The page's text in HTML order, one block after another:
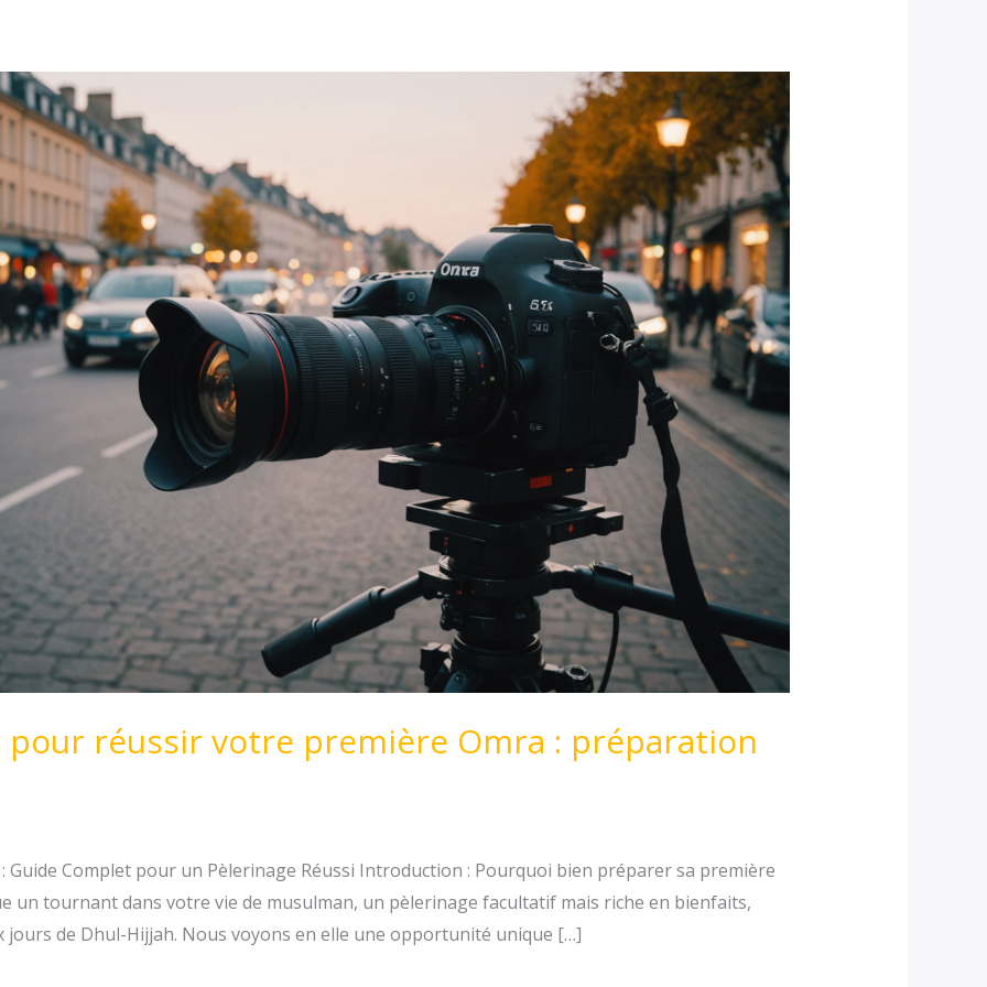
pour réussir votre première Omra : préparation
Guide Complet pour un Pèlerinage Réussi Introduction : Pourquoi bien préparer sa première
un tournant dans votre vie de musulman, un pèlerinage facultatif mais riche en bienfaits,
de Dhul-Hijjah. Nous voyons en elle une opportunité unique […]